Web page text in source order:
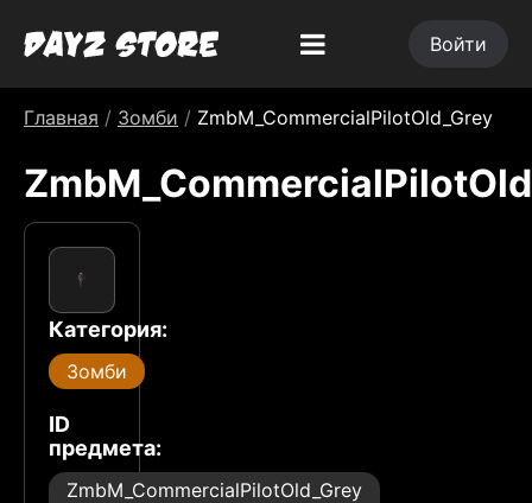
Войти
Главная / Зомби / ZmbM_CommercialPilotOld_Grey
Категория:
Зомби
ID
предмета:
ZmbM_CommercialPilotOld_Grey